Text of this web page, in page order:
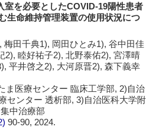
室を必要としたCOVID-19陽性患者
生命維持管理装置の使用状況につ
梅田千典1), 岡田ひとみ1), 谷中田佳
2), 睦好祐子2), 北野泰佑2), 宮澤晴
平井啓之2), 大河原晋2), 森下義幸
ま医療センター 臨床工学部, 2)自治
センター 透析部, 3)自治医科大学附
中治療部
90-90, 2024.